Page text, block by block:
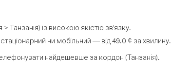
Танзанія) із високою якістю зв'язку.
чи мобільний — від 49.0 ¢ за хвилину.
найдешевше за кордон (Танзанія).